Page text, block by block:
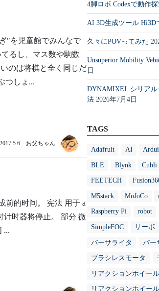
"を児童館でみんなで
るし、マス数や駒数
のは将棋と全く同じだ
つしょ...
2017.5.6 お父ちゃん
前的时间。 宪法 用于 a
计时器将停止。 部分 微
...
4脚ロボ Codexで動作
AI 3D生成ツール Hi3D
久々にPOVってみた
Unsuperior Mobility
日
DYNAMIXEL シリア
法 2026年7月4日
TAGS
Adafruit AI
BLE Blynk Cubli
FEETECH
M5stack MuJoCo
Raspberry Pi robot
SimpleFOC サーボ
バーサライタ バー
ブラシレスモータ
リアクションホイール
リアクションホイー